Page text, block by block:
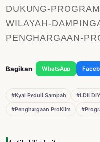
DUKUNG-
WILAYAH-
PENGHARGAAN-
Bagikan: WhatsApp
#Kyai Peduli Sampah #LDII DIY
#Penghargaan ProKlim